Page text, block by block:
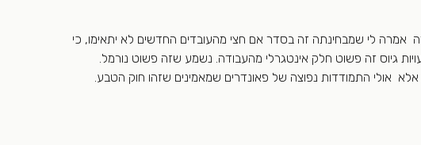
אמרה לי שמבחינתה זה בסדר אם חצי מהעובדים החדשים לא יתאימו, כי
גיוס זה פשוט חלק אינטגרלי מהעבודה. נשמע שזה פשוט נורמל.
אולי התמודדות נפוצה של פאונדרים שמאמינים שזהו חוק הטבע.